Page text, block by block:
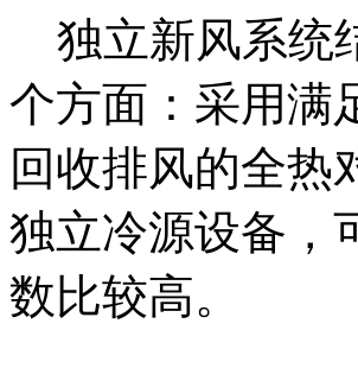
独立新风系统
个方面：采用满
回收排风的全热
独立冷源设备，
数比较高。